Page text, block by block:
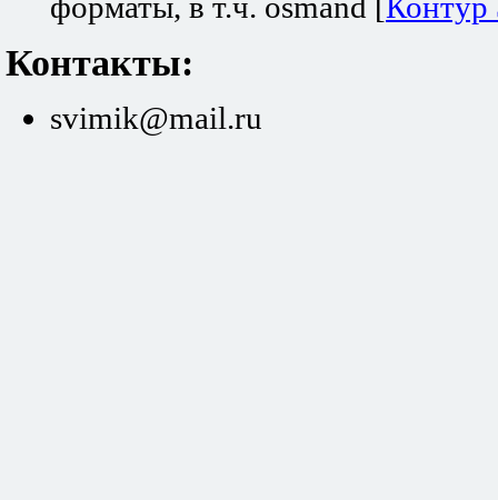
форматы, в т.ч. osmand [ Контур
Контакты:
svimik@mail.ru